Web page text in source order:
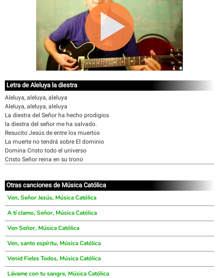
Letra de Aleluya la diestra
Aleluya, aleluya, aleluya
Aleluya, aleluya, aleluya
La diestra del Señor ha hecho prodigios
la diestra del señor me ha salvado.
Resucito Jesús de entre los muertos
La muerte no tendrá sobre El dominio
Domina Cristo todo el universo
Cristo Señor reina en su trono
Otras canciones de Música Católica
Ven, Señor Jesús, Música Católica
A tí clamo, Señor, Música Católica
Ven Señor, Música Católica
Ven, santo espíritu, Música Católica
Venid Fieles Todos, Música Católica
Lávame con tu sangre, Música Católica